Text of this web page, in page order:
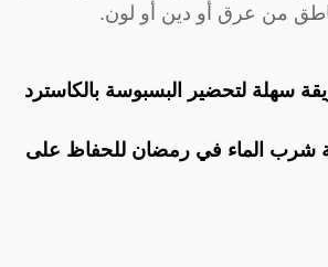
من عرق أو دين أو لون.
سهلة لتحضير البسبوسة بالكاسترد
شرب الماء في رمضان للحفاظ على